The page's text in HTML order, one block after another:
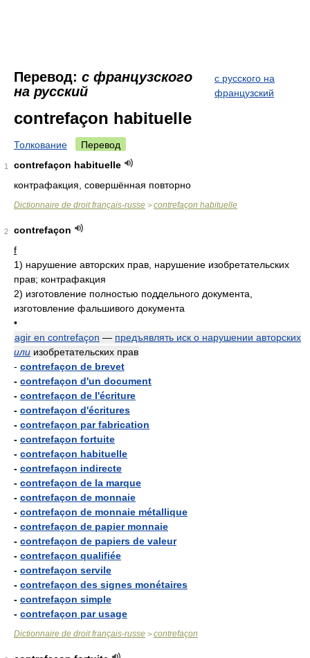
Перевод: с французского
на русский
с русского на
французский
contrefaçon habituelle
Толкование Перевод
1
contrefaçon habituelle
контрафакция, совершённая повторно
Dictionnaire de droit français-russe > contrefaçon habituelle
2
contrefaçon
f
1) нарушение авторских прав, нарушение изобретательских
прав; контрафакция
2) изготовление полностью поддельного документа,
изготовление фальшивого документа
•
agir en contrefaçon — предъявлять иск о нарушении авторских
или изобретательских прав
- contrefaçon de brevet
- contrefaçon d'un document
- contrefaçon de l'écriture
- contrefaçon d'écritures
- contrefaçon par fabrication
- contrefaçon fortuite
- contrefaçon habituelle
- contrefaçon indirecte
- contrefaçon de la marque
- contrefaçon de monnaie
- contrefaçon de monnaie métallique
- contrefaçon de papier monnaie
- contrefaçon de papiers de valeur
- contrefaçon qualifiée
- contrefaçon servile
- contrefaçon des signes monétaires
- contrefaçon simple
- contrefaçon par usage
Dictionnaire de droit français-russe > contrefaçon